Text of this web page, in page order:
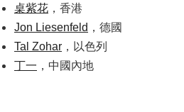
桌紫花 ，香港
Jon Liesenfeld ，德國
Tal Zohar ，以色列
丁一 ，中國內地